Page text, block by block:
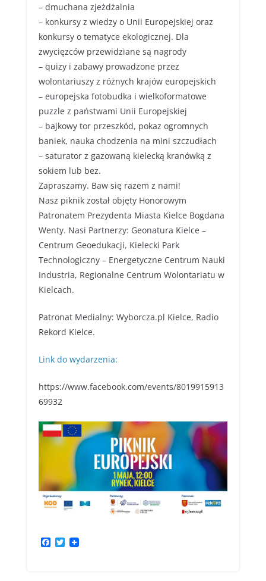
– dmuchana zjeżdżalnia
– konkursy z wiedzy o Unii Europejskiej oraz
konkursy o tematyce ekologicznej. Dla
zwycięzców przewidziane są nagrody
– quizy i zabawy prowadzone przez
wolontariuszy z różnych krajów europejskich
– europejska fotobudka i wielkoformatowe
puzzle z państwami Unii Europejskiej
– bajkowy tor przeszkód, pokaz ogromnych
baniek, nauka chodzenia na mini szczudłach
– saturator z gazowaną kielecką kranówką z
sokiem lub bez.
Zapraszamy. Baw się razem z nami!
Nasz piknik został objęty Honorowym
Patronatem Prezydenta Miasta Kielce Bogdana
Wenty. Nasi Partnerzy: Geonatura Kielce –
Centrum Geoedukacji, Kielecki Park
Technologiczny – Energetyczne Centrum Nauki
Industria, Regionalne Centrum Wolontariatu w
Kielcach.
Patronat Medialny: Wyborcza.pl Kielce, Radio
Rekord Kielce.
Link do wydarzenia:
https://www.facebook.com/events/8019915913
69932
F
a
T
w